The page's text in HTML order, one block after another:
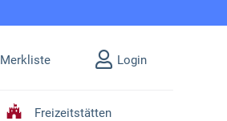
Merkliste Login
Freizeitstätten